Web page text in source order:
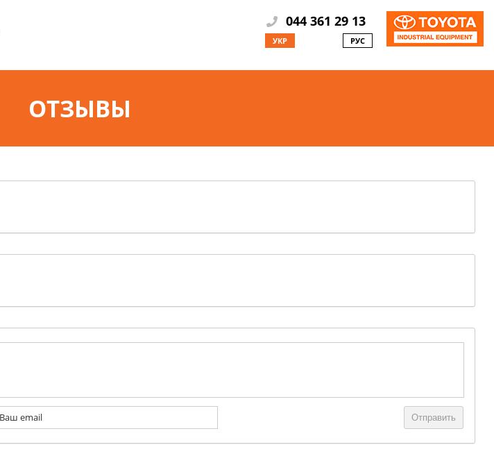
044 361 29 13
УКР РУС
ОТЗЫВЫ
Отправить